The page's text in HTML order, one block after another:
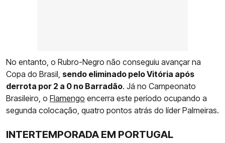
No entanto, o Rubro-Negro não conseguiu avançar na
Copa do Brasil, sendo eliminado pelo Vitória após
derrota por 2 a 0 no Barradão. Já no Campeonato
Brasileiro, o Flamengo encerra este período ocupando a
segunda colocação, quatro pontos atrás do líder Palmeiras.
INTERTEMPORADA EM PORTUGAL